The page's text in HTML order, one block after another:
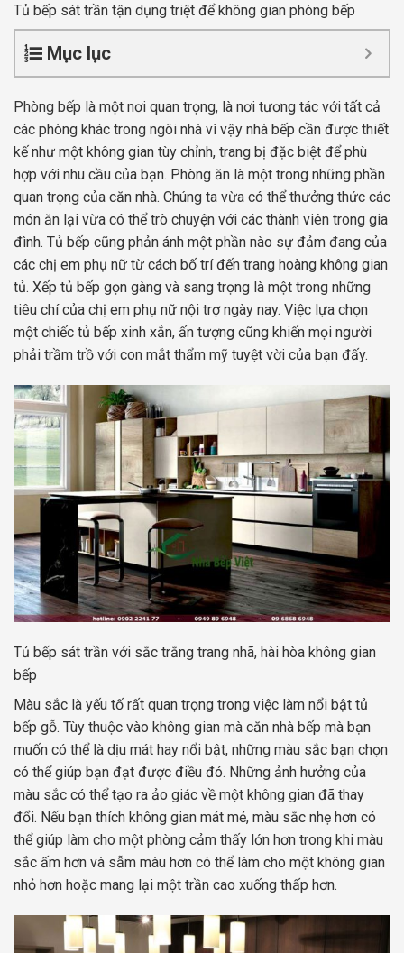
Tủ bếp sát trần tận dụng triệt để không gian phòng bếp
Mục lục
Phòng bếp là một nơi quan trọng, là nơi tương tác với tất cả
các phòng khác trong ngôi nhà vì vậy nhà bếp cần được thiết
kế như một không gian tùy chỉnh, trang bị đặc biệt để phù
hợp với nhu cầu của bạn. Phòng ăn là một trong những phần
quan trọng của căn nhà. Chúng ta vừa có thể thưởng thức các
món ăn lại vừa có thể trò chuyện với các thành viên trong gia
đình. Tủ bếp cũng phản ánh một phần nào sự đảm đang của
các chị em phụ nữ từ cách bố trí đến trang hoàng không gian
tủ. Xếp tủ bếp gọn gàng và sang trọng là một trong những
tiêu chí của chị em phụ nữ nội trợ ngày nay. Việc lựa chọn
một chiếc tủ bếp xinh xắn, ấn tượng cũng khiến mọi người
phải trầm trồ với con mắt thẩm mỹ tuyệt vời của bạn đấy.
Tủ bếp sát trần với sắc trắng trang nhã, hài hòa không gian
bếp
Màu sắc là yếu tố rất quan trọng trong việc làm nổi bật tủ
bếp gỗ. Tùy thuộc vào không gian mà căn nhà bếp mà bạn
muốn có thể là dịu mát hay nổi bật, những màu sắc bạn chọn
có thể giúp bạn đạt được điều đó. Những ảnh hưởng của
màu sắc có thể tạo ra ảo giác về một không gian đã thay
đổi. Nếu bạn thích không gian mát mẻ, màu sắc nhẹ hơn có
thể giúp làm cho một phòng cảm thấy lớn hơn trong khi màu
sắc ấm hơn và sẫm màu hơn có thể làm cho một không gian
nhỏ hơn hoặc mang lại một trần cao xuống thấp hơn.